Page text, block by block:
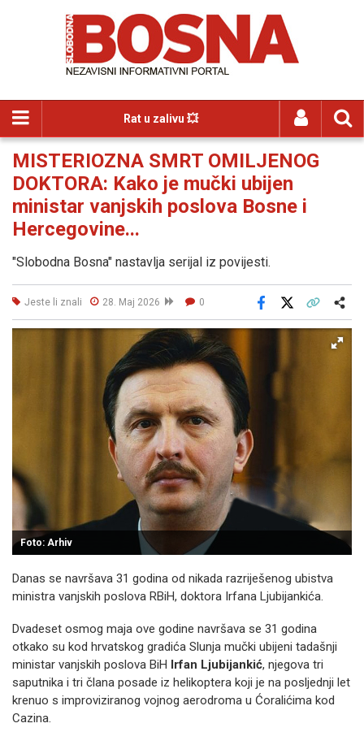
Rat u zalivu 💥
MISTERIOZNA SMRT OMILJENOG
DOKTORA: Kako je mučki ubijen
ministar vanjskih poslova Bosne i
Hercegovine...
"Slobodna Bosna" nastavlja serijal iz povijesti.
Jeste li znali 28. Maj 2026 0
Facebook
Foto: Arhiv
Danas se navršava 31 godina od nikada razriješenog ubistva
ministra vanjskih poslova RBiH, doktora Irfana Ljubijankića.
Dvadeset osmog maja ove godine navršava se 31 godina
otkako su kod hrvatskog gradića Slunja mučki ubijeni tadašnji
ministar vanjskih poslova BiH Irfan Ljubijankić, njegova tri
saputnika i tri člana posade iz helikoptera koji je na posljednji let
krenuo s improviziranog vojnog aerodroma u Ćoralićima kod
Cazina.